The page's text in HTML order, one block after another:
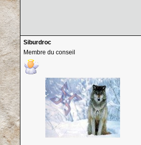
Siburdroc
Membre du conseil